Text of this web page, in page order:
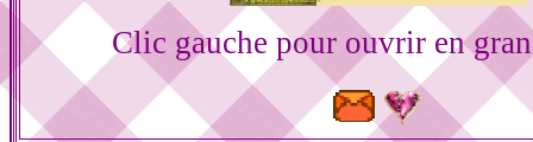
Clic gauche pour ouvrir en